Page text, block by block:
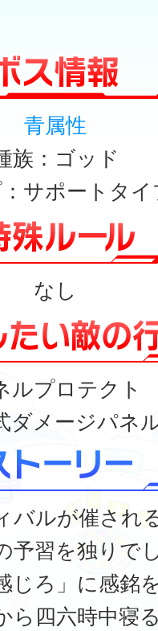
青属性
族：ゴッド
サポートタイ
なし
ルプロテクト
ダメージパネ
バルが催され
予習を独りで
じろ」に感銘
ら四六時中寝